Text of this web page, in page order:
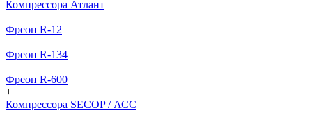
Компрессора Атлант
Фреон R-12
Фреон R-134
Фреон R-600
+
Компрессора SECOP / АСС